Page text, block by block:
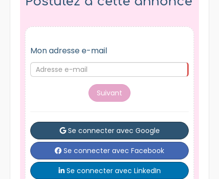
Mon adresse e-mail
Se connecter avec Google
Se connecter avec Facebook